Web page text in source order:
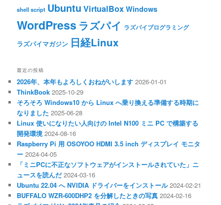
shell script Ubuntu VirtualBox Windows
WordPress ラズパイ ラズパイプログラミング
ラズパイマガジン 日経Linux
最近の投稿
2026年、本年もよろしくおねがいします 2026-01-01
ThinkBook 2025-10-29
そろそろ Windows10 から Linux へ乗り換える準備する時期に
なりました 2025-06-28
Linux 使いになりたい人向けの Intel N100 ミニ PC で構築する
開発環境 2024-08-16
Raspberry Pi 用 OSOYOO HDMI 3.5 inch ディスプレイ モニタ
ー 2024-04-05
「ミニPCに不正なソフトウェアがインストールされていた」ニ
ュースを読んだ 2024-03-16
Ubuntu 22.04 へ NVIDIA ドライバーをインストール 2024-02-21
BUFFALO WZR-600DHP2 を分解したときの写真 2024-02-16